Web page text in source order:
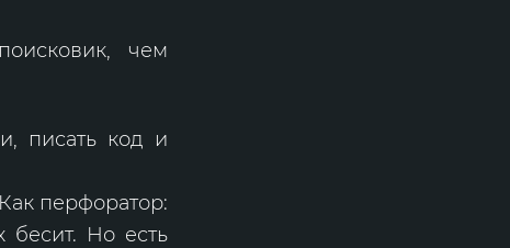
чем
писать код и
перфоратор:
бесит. Но есть